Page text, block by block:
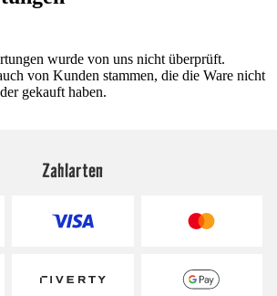
wurde von uns nicht überprüft.
von Kunden stammen, die die Ware nicht
gekauft haben.
Zahlarten